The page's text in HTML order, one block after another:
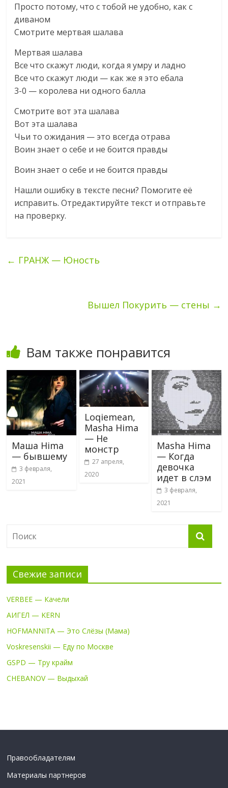
Просто потому, что с тобой не удобно, как с
диваном
Смотрите мертвая шалава
Мертвая шалава
Все что скажут люди, когда я умру и ладно
Все что скажут люди — как же я это ебала
3-0 — королева ни одного балла
Смотрите вот эта шалава
Вот эта шалава
Чьи то ожидания — это всегда отрава
Воин знает о себе и не боится правды
Воин знает о себе и не боится правды
Нашли ошибку в тексте песни? Помогите еë
исправить. Отредактируйте текст и отправьте
на проверку.
← ГРАНЖ — Юность
Вышел Покурить — стены →
Вам также понравится
Маша Hima
— бывшему
3 февраля,
2021
Loqiemean,
Masha Hima
— Не
монстр
27 апреля,
2020
Masha Hima
— Когда
девочка
идет в слэм
3 февраля,
2021
Свежие записи
VERBEE — Качели
АИГЕЛ — KERN
HOFMANNITA — Это Слёзы (Мама)
Voskresenskii — Еду по Москве
GSPD — Тру крайм
CHEBANOV — Выдыхай
Правообладателям
Материалы партнеров